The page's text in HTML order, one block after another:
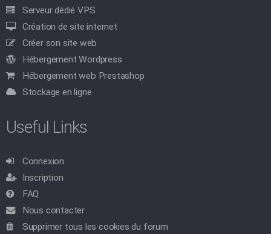
Serveur dédié VPS
Création de site internet
Créer son site web
Hébergement Wordpress
Hébergement web Prestashop
Stockage en ligne
Useful Links
Connexion
Inscription
FAQ
Nous contacter
Supprimer tous les cookies du forum